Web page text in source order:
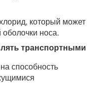
который может
носа.
транспортными
способность